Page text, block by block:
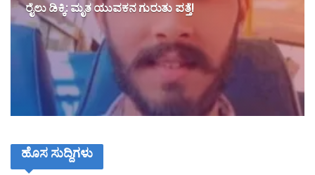
ರೈಲು ಡಿಕ್ಕಿ: ಮೃತ ಯುವಕನ ಗುರುತು ಪತ್ತೆ!
ಹೊಸ ಸುದ್ದಿಗಳು